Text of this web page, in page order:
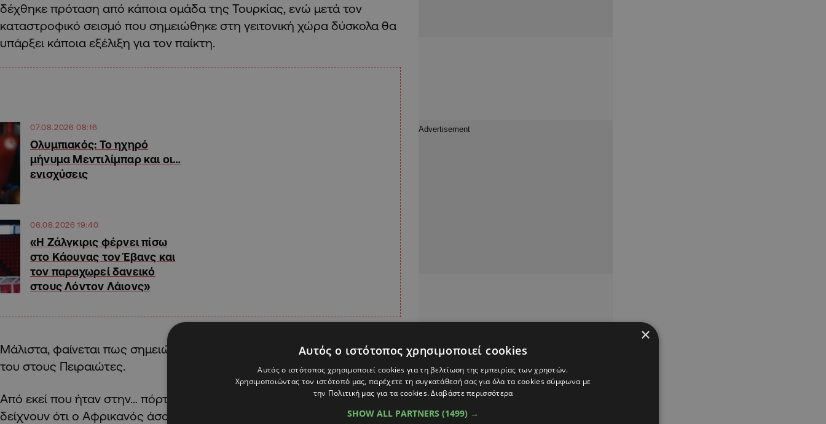
δέχθηκε πρόταση από κάποια ομάδα της Τουρκίας, ενώ μετά τον
καταστροφικό σεισμό που σημειώθηκε στη γειτονική χώρα δύσκολα θα
υπάρξει κάποια εξέλιξη για τον παίκτη.
07.08.2026 08:16
Ολυμπιακός: Το ηχηρό
μήνυμα Μεντιλίμπαρ και οι…
ενισχύσεις
06.08.2026 19:40
«Η Ζάλγκιρις φέρνει πίσω
στο Κάουνας τον Έβανς και
τον παραχωρεί δανεικό
στους Λόντον Λάιονς»
Μάλιστα, φαίνεται πως σημειώνεται ανατροπή στην παρουσία
του στους Πειραιώτες.
Από εκεί που ήταν στην… πόρτα της εξόδου από του Ρέντη, όλα
δείχνουν ότι ο Αφρικανός άσος μπορεί να πάρει φανέλα βασικού στη
×
Αυτός ο ιστότοπος χρησιμοποιεί cookies
Αυτός ο ιστότοπος χρησιμοποιεί cookies για τη βελτίωση της εμπειρίας των χρηστών.
Χρησιμοποιώντας τον ιστότοπό μας, παρέχετε τη συγκατάθεσή σας για όλα τα cookies σύμφωνα με
την Πολιτική μας για τα cookies.Διαβάστε περισσότερα
SHOW ALL PARTNERS (1499) →